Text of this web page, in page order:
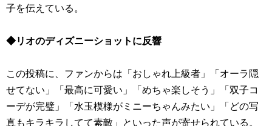
子を伝えている。
◆リオのディズニーショットに反響
この投稿に、ファンからは「おしゃれ上級者」「オーラ隠
せてない」「最高に可愛い」「めちゃ楽しそう」「双子コ
ーデが完璧」「水玉模様がミニーちゃんみたい」「どの写
真もキラキラしてて素敵」といった声が寄せられている。